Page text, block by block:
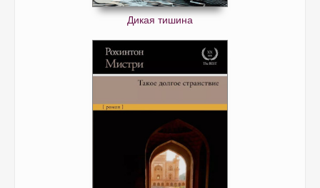
Дикая тишина